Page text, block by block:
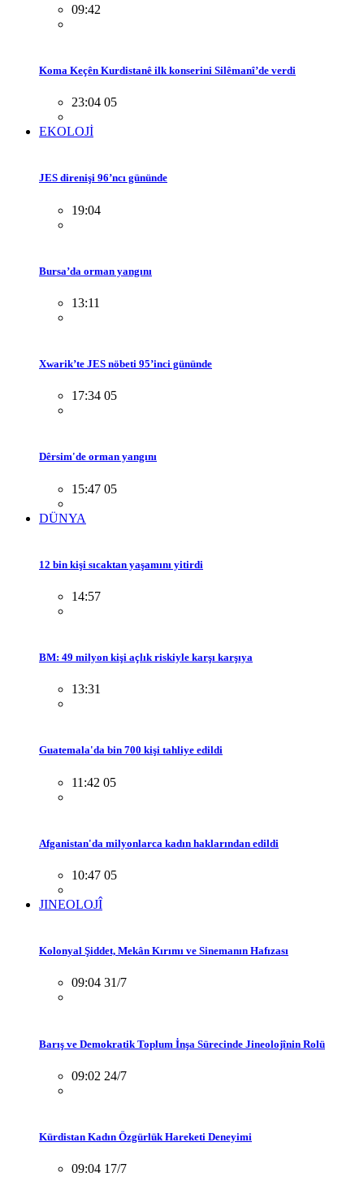
09:42
Koma Keçên Kurdistanê ilk konserini Silêmanî’de verdi
23:04 05
EKOLOJİ
JES direnişi 96’ncı gününde
19:04
Bursa’da orman yangını
13:11
Xwarik’te JES nöbeti 95’inci gününde
17:34 05
Dêrsim'de orman yangını
15:47 05
DÜNYA
12 bin kişi sıcaktan yaşamını yitirdi
14:57
BM: 49 milyon kişi açlık riskiyle karşı karşıya
13:31
Guatemala'da bin 700 kişi tahliye edildi
11:42 05
Afganistan'da milyonlarca kadın haklarından edildi
10:47 05
JINEOLOJÎ
Kolonyal Şiddet, Mekân Kırımı ve Sinemanın Hafızası
09:04 31/7
Barış ve Demokratik Toplum İnşa Sürecinde Jineolojînin Rolü
09:02 24/7
Kürdistan Kadın Özgürlük Hareketi Deneyimi
09:04 17/7